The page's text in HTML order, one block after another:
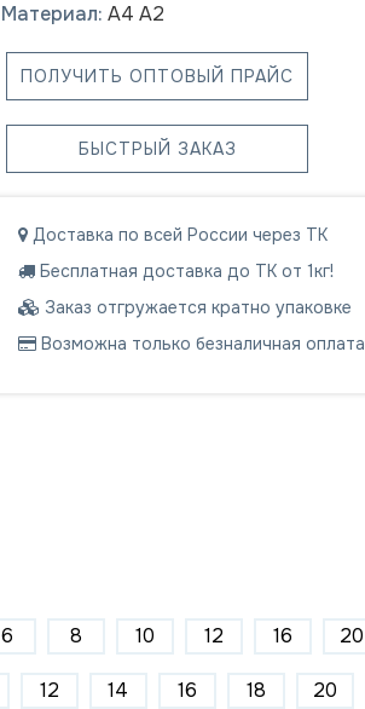
Материал:A4 A2
ПОЛУЧИТЬ ОПТОВЫЙ ПРАЙС
БЫСТРЫЙ ЗАКАЗ
Доставка по всей России через ТК
Бесплатная доставка до ТК от 1кг!
Заказ отгружается кратно упаковке
Возможна только безналичная оплата
6 8 10 12 16 20
12 14 16 18 20